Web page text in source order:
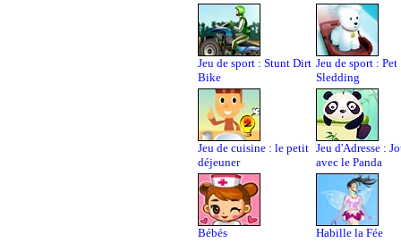
Jeu de sport : Stunt Dirt
Bike
Jeu de sport : Pet
Sledding
Jeu de cuisine : le petit
déjeuner
Jeu d'Adresse :
avec le Panda
Bébés Habille la Fée